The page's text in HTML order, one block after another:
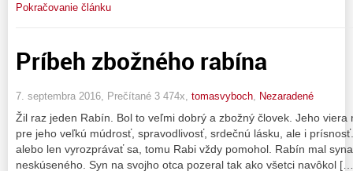
Pokračovanie článku
Príbeh zbožného rabína
7. septembra 2016, Prečítané 3 474x, tomasvyboch, Nezaradené
Žil raz jeden Rabín. Bol to veľmi dobrý a zbožný človek. Jeho viera
pre jeho veľkú múdrosť, spravodlivosť, srdečnú lásku, ale i
alebo len vyrozprávať sa, tomu Rabi vždy pomohol. Rabín mal
neskúseného. Syn na svojho otca pozeral tak ako všetci navôkol